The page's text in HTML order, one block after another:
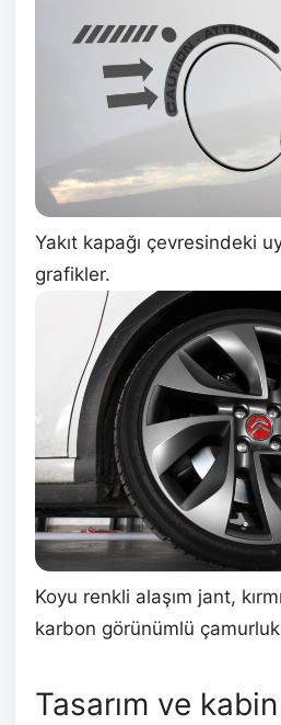
Yakıt kapağı çevresindeki
grafikler.
Koyu renkli alaşım jant,
karbon görünümlü çamurluk
Tasarım ve kabin